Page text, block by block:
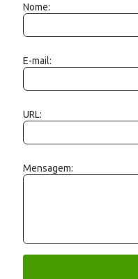
Nome:
E-mail:
URL:
Mensagem: